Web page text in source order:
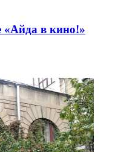
«Айда в кино!»